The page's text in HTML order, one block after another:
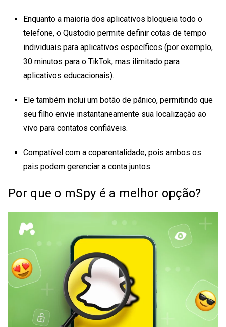
Enquanto a maioria dos aplicativos bloqueia todo o
telefone, o Qustodio permite definir cotas de tempo
individuais para aplicativos específicos (por exemplo,
30 minutos para o TikTok, mas ilimitado para
aplicativos educacionais).
Ele também inclui um botão de pânico, permitindo que
seu filho envie instantaneamente sua localização ao
vivo para contatos confiáveis.
Compatível com a coparentalidade, pois ambos os
pais podem gerenciar a conta juntos.
Por que o mSpy é a melhor opção?